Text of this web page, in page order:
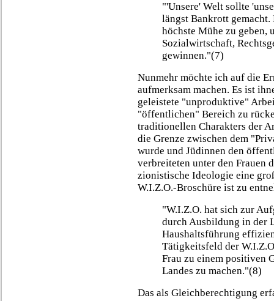
"'Unsere' Welt sollte
längst Bankrott
höchste Mühe zu geben,
Sozialwirtschaft,
gewinnen."(7)
Nunmehr möchte ich auf die
aufmerksam machen. Es ist
geleistete "unproduktive"
"öffentlichen" Bereich zu
traditionellen Charakters der
die Grenze zwischen dem
wurde und Jüdinnen den
verbreiteten unter den Frauen
zionistische Ideologie eine
W.I.Z.O.-Broschüre ist zu
"W.I.Z.O. hat sich zur
durch Ausbildung in der
Haushaltsführung
Tätigkeitsfeld der
Frau zu einem positiven
Landes zu machen."(8)
Das als Gleichberechtigung